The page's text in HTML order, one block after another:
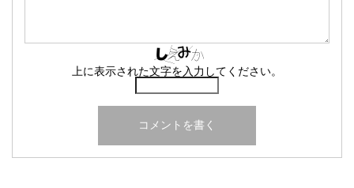
上に表示された文字を入力してください。